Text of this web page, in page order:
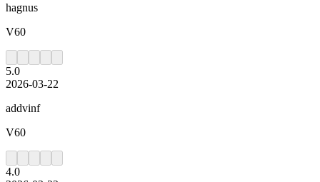
hagnus
V60
5.0
2026-03-22
addvinf
V60
4.0